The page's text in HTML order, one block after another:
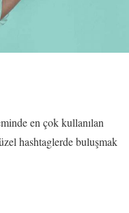
en çok kullanılan
hashtaglerde buluşmak